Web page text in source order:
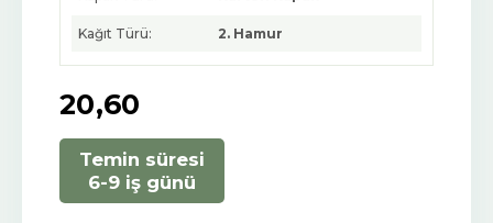
Kağıt Türü: 2. Hamur
20,60
Temin süresi
6-9 iş günü